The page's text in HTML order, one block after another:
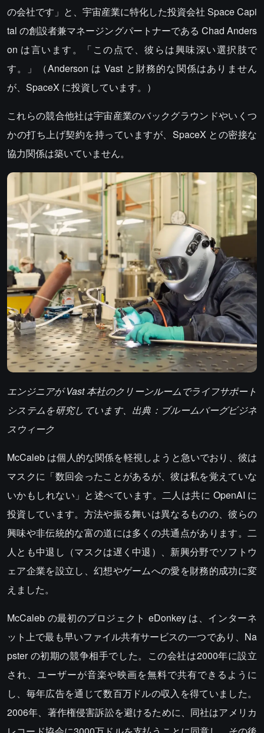
の会社です」と、宇宙産業に特化した投資会社 Space Capi
tal の創設者兼マネージングパートナーである Chad Anders
on は言います。「この点で、彼らは興味深い選択肢で
す。」（Anderson は Vast と財務的な関係はありません
が、SpaceX に投資しています。）
これらの競合他社は宇宙産業のバックグラウンドやいくつ
かの打ち上げ契約を持っていますが、SpaceX との密接な
協力関係は築いていません。
エンジニアが Vast 本社のクリーンルームでライフサポート
システムを研究しています、出典：ブルームバーグビジネ
スウィーク
McCaleb は個人的な関係を軽視しようと急いでおり、彼は
マスクに「数回会ったことがあるが、彼は私を覚えていな
いかもしれない」と述べています。二人は共に OpenAI に
投資しています。方法や振る舞いは異なるものの、彼らの
興味や非伝統的な富の道には多くの共通点があります。二
人とも中退し（マスクは遅く中退）、新興分野でソフトウ
ェア企業を設立し、幻想やゲームへの愛を財務的成功に変
えました。
McCaleb の最初のプロジェクト eDonkey は、インターネ
ット上で最も早いファイル共有サービスの一つであり、Na
pster の初期の競争相手でした。この会社は2000年に設立
され、ユーザーが音楽や映画を無料で共有できるように
し、毎年広告を通じて数百万ドルの収入を得ていました。
2006年、著作権侵害訴訟を避けるために、同社はアメリカ